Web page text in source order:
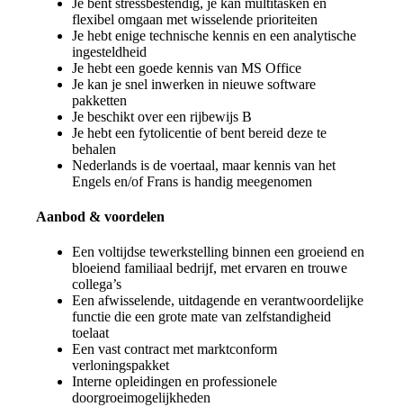
flexibel omgaan met wisselende prioriteiten
Je hebt enige technische kennis en een analytische
ingesteldheid
Je hebt een goede kennis van MS Office
Je kan je snel inwerken in nieuwe software
pakketten
Je beschikt over een rijbewijs B
Je hebt een fytolicentie of bent bereid deze te
behalen
Nederlands is de voertaal, maar kennis van het
Engels en/of Frans is handig meegenomen
Aanbod & voordelen
Een voltijdse tewerkstelling binnen een groeiend en
bloeiend familiaal bedrijf, met ervaren en trouwe
collega’s
Een afwisselende, uitdagende en verantwoordelijke
functie die een grote mate van zelfstandigheid
toelaat
Een vast contract met marktconform
verloningspakket
Interne opleidingen en professionele
doorgroeimogelijkheden